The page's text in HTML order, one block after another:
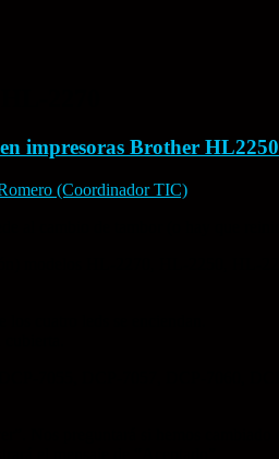
impresoras Brother HL2250
(Coordinador TIC)